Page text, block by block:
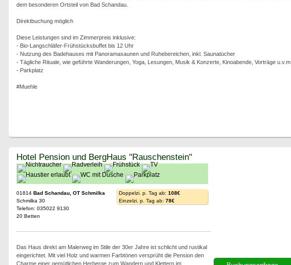
dem besonderen Ortsteil von Bad Schandau.
Direktbuchung möglich
Diese Leistungen sind im Zimmerpreis inklusive:
- Bio-Langschläfer-Frühstücksbuffet bis 12 Uhr
- Nutzung des Badehauses mit Panoramasaunen und Ruhebereichen, inkl. Saunatücher
- Tägliche Rituale, wie geführte Wanderungen, Yoga, Lesungen, Musik & Konzerte, Kinoabende, Vorträge u.v.m.
- Parkplatz
#Muehle
Hotel Pension und BergHaus "Rauschenstein"
01814 Bad Schandau, OT Schmilka
Schmilka 30
Telefon: 035022 9130
20 Betten
Doppelzi. p. Tag ab: 108€
Einzelzi. p. Tag ab: 78€
Das Haus direkt am Malerweg im Stile der 30er Jahre ist schlicht und rustikal
eingerichtet. Mit viel Holz und warmen Farbtönen versprüht die Pension den
Charme einer gemütlichen Herberge zum Wandern und Klettern im